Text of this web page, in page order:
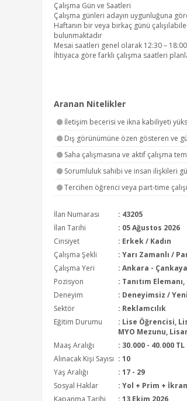
Çalışma Gün ve Saatleri
Çalışma günleri adayın uygunluğuna
Haftanın bir veya birkaç günü
bulunmaktadır
Mesai saatleri genel olarak 12:30 –
İhtiyaca göre farklı çalışma saatleri
Aranan Nitelikler
İletişim becerisi ve ikna kabiliyeti
Dış görünümüne özen gösteren ve
Saha çalışmasına ve aktif çalışma
Sorumluluk sahibi ve insan ilişkileri
Tercihen öğrenci veya part-time
İlan Numarası
: 43205
İlan Tarihi
: 05 Ağustos 2026
Cinsiyet
: Erkek / Kadın
Çalışma Şekli
: Yarı Zamanlı /
Çalışma Yeri
: Ankara -
Pozisyon
: Tanıtım
Deneyim
: Deneyimsiz /
Sektör
: Reklamcılık
Eğitim Durumu
: Lise Öğrencisi,
MYO Mezunu,
Maaş Aralığı
: 30.000 - 40.000 TL
Alınacak Kişi Sayısı : 10
Yaş Aralığı
: 17 - 29
Sosyal Haklar
: Yol + Prim +
Kapanma Tarihi
: 13 Ekim 2026